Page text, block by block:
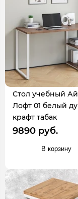
Стол учебный
Лофт 01 белый
крафт табак
9890 руб.
В корзину